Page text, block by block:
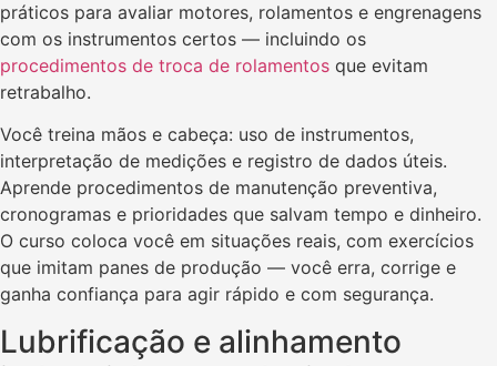
práticos para avaliar motores, rolamentos e engrenagens
com os instrumentos certos — incluindo os
procedimentos de troca de rolamentos que evitam
retrabalho.
Você treina mãos e cabeça: uso de instrumentos,
interpretação de medições e registro de dados úteis.
Aprende procedimentos de manutenção preventiva,
cronogramas e prioridades que salvam tempo e dinheiro.
O curso coloca você em situações reais, com exercícios
que imitam panes de produção — você erra, corrige e
ganha confiança para agir rápido e com segurança.
Lubrificação e alinhamento